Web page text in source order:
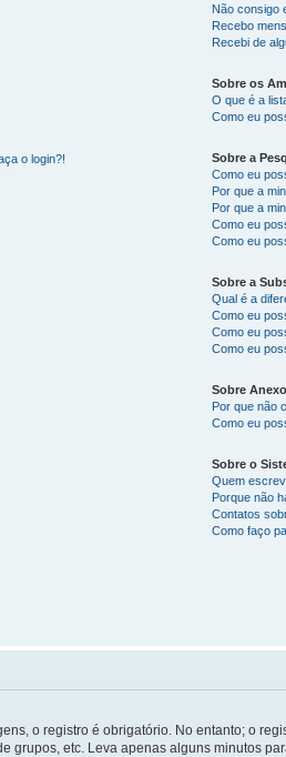
o login?!
Não consigo
Recebo
Recebi de
Sobre os
O que é a
Como eu
Sobre a
Como eu
Por que a
Por que a
Como eu
Como eu
Sobre a
Qual é a
Como eu
Como eu
Como eu
Sobre
Por que não
Como eu
Sobre o
Quem
Porque não
Contatos
Como faço
o registro é obrigatório. No entanto; o
grupos, etc. Leva apenas alguns minutos